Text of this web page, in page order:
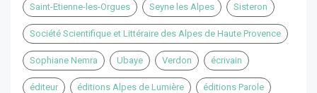
Saint-Etienne-les-Orgues Seyne les Alpes Sisteron
Société Scientifique et Littéraire des Alpes de Haute Provence
Sophiane Nemra Ubaye Verdon écrivain
éditeur éditions Alpes de Lumière éditions Parole